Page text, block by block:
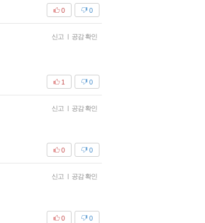
0
0
신고 | 공감 확인
0
1
신고 | 공감 확인
0
0
신고 | 공감 확인
0
0